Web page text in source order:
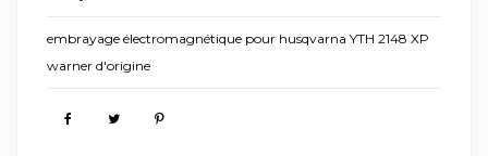
embrayage électromagnétique pour husqvarna YTH 2148 XP
warner d'origine